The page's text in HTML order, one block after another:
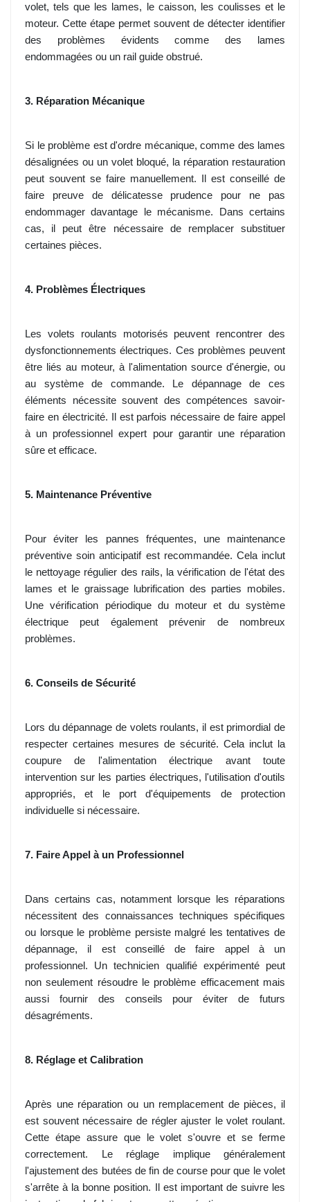
volet, tels que les lames, le caisson, les coulisses et le
moteur. Cette étape permet souvent de détecter identifier
des problèmes évidents comme des lames
endommagées ou un rail guide obstrué.
3. Réparation Mécanique
Si le problème est d'ordre mécanique, comme des lames
désalignées ou un volet bloqué, la réparation restauration
peut souvent se faire manuellement. Il est conseillé de
faire preuve de délicatesse prudence pour ne pas
endommager davantage le mécanisme. Dans certains
cas, il peut être nécessaire de remplacer substituer
certaines pièces.
4. Problèmes Électriques
Les volets roulants motorisés peuvent rencontrer des
dysfonctionnements électriques. Ces problèmes peuvent
être liés au moteur, à l'alimentation source d'énergie, ou
au système de commande. Le dépannage de ces
éléments nécessite souvent des compétences savoir-
faire en électricité. Il est parfois nécessaire de faire appel
à un professionnel expert pour garantir une réparation
sûre et efficace.
5. Maintenance Préventive
Pour éviter les pannes fréquentes, une maintenance
préventive soin anticipatif est recommandée. Cela inclut
le nettoyage régulier des rails, la vérification de l'état des
lames et le graissage lubrification des parties mobiles.
Une vérification périodique du moteur et du système
électrique peut également prévenir de nombreux
problèmes.
6. Conseils de Sécurité
Lors du dépannage de volets roulants, il est primordial de
respecter certaines mesures de sécurité. Cela inclut la
coupure de l'alimentation électrique avant toute
intervention sur les parties électriques, l'utilisation d'outils
appropriés, et le port d'équipements de protection
individuelle si nécessaire.
7. Faire Appel à un Professionnel
Dans certains cas, notamment lorsque les réparations
nécessitent des connaissances techniques spécifiques
ou lorsque le problème persiste malgré les tentatives de
dépannage, il est conseillé de faire appel à un
professionnel. Un technicien qualifié expérimenté peut
non seulement résoudre le problème efficacement mais
aussi fournir des conseils pour éviter de futurs
désagréments.
8. Réglage et Calibration
Après une réparation ou un remplacement de pièces, il
est souvent nécessaire de régler ajuster le volet roulant.
Cette étape assure que le volet s'ouvre et se ferme
correctement. Le réglage implique généralement
l'ajustement des butées de fin de course pour que le volet
s'arrête à la bonne position. Il est important de suivre les